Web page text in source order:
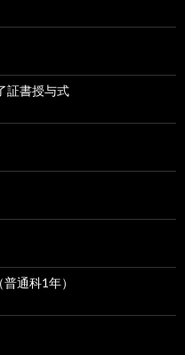
証書授与式
通科1年）